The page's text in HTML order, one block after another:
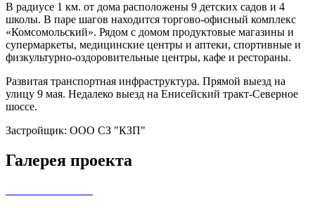
В радиусе 1 км. от дома расположены 9 детских садов и 4
школы. В паре шагов находится торгово-офисный комплекс
«Комсомольский». Рядом с домом продуктовые магазины и
супермаркеты, медицинские центры и аптеки, спортивные и
физкультурно-оздоровительные центры, кафе и рестораны.
Развитая транспортная инфраструктура. Прямой выезд на
улицу 9 мая. Недалеко выезд на Енисейский тракт-Северное
шоссе.
Застройщик: ООО СЗ "КЗП"
Галерея проекта